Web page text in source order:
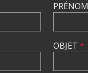
PRÉNOM
OBJET *